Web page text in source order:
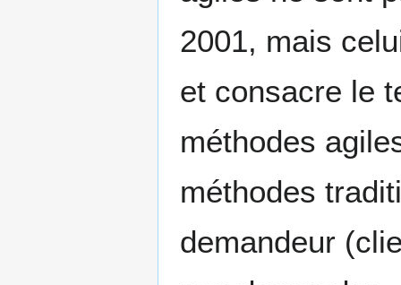
2001, mais
et consacre le
méthodes
méthodes
demandeur